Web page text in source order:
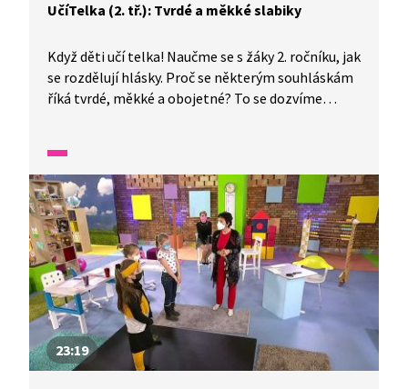
UčíTelka (2. tř.): Tvrdé a měkké slabiky
Když děti učí telka! Naučme se s žáky 2. ročníku, jak
se rozdělují hlásky. Proč se některým souhláskám
říká tvrdé, měkké a obojetné? To se dozvíme
zacvičíme s olympionikem Davidem Svobodou.
23:19